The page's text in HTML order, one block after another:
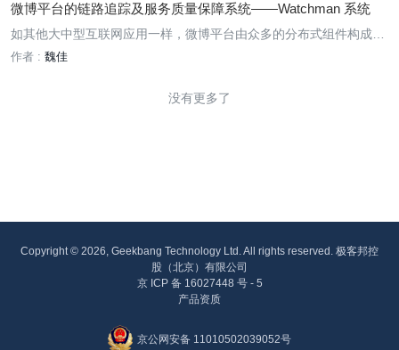
微博平台的链路追踪及服务质量保障系统——Watchman 系统
如其他大中型互联网应用一样，微博平台由众多的分布式组件构成，
用户通过浏览器或移动客户端的每一个 HTTP 请求到达应用服务器
但是这些分散的数据对于问题排查，或是流程优化都帮助有限。本文
将会详细介绍新浪微博的实现方式和经验分享。
作者 : 魏佳
没有更多了
Copyright © 2026, Geekbang Technology Ltd. All rights reserved. 极客邦控
股（北京）有限公司
京 ICP 备 16027448 号 - 5
产品资质
京公网安备 11010502039052号